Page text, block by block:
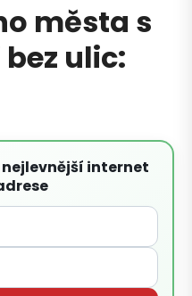
města s
ulic:
internet